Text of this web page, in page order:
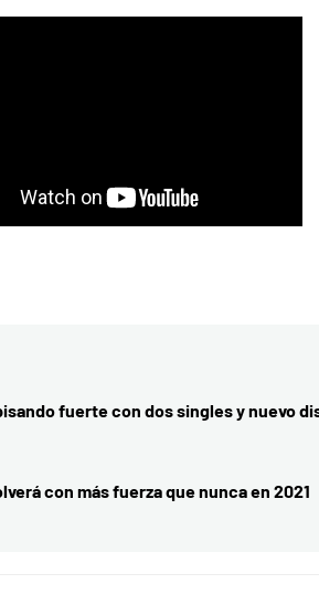
,
fuerte con dos singles y nuevo
con más fuerza que nunca en 2021